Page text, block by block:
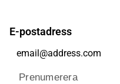
E-postadress
Prenumerera